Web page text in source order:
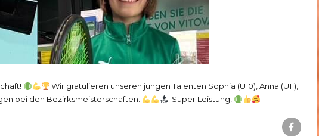
Wir gratulieren unseren jungen Talenten Sophia (U10), Anna (U11),
bei den Bezirksmeisterschaften.
. Super Leistung!